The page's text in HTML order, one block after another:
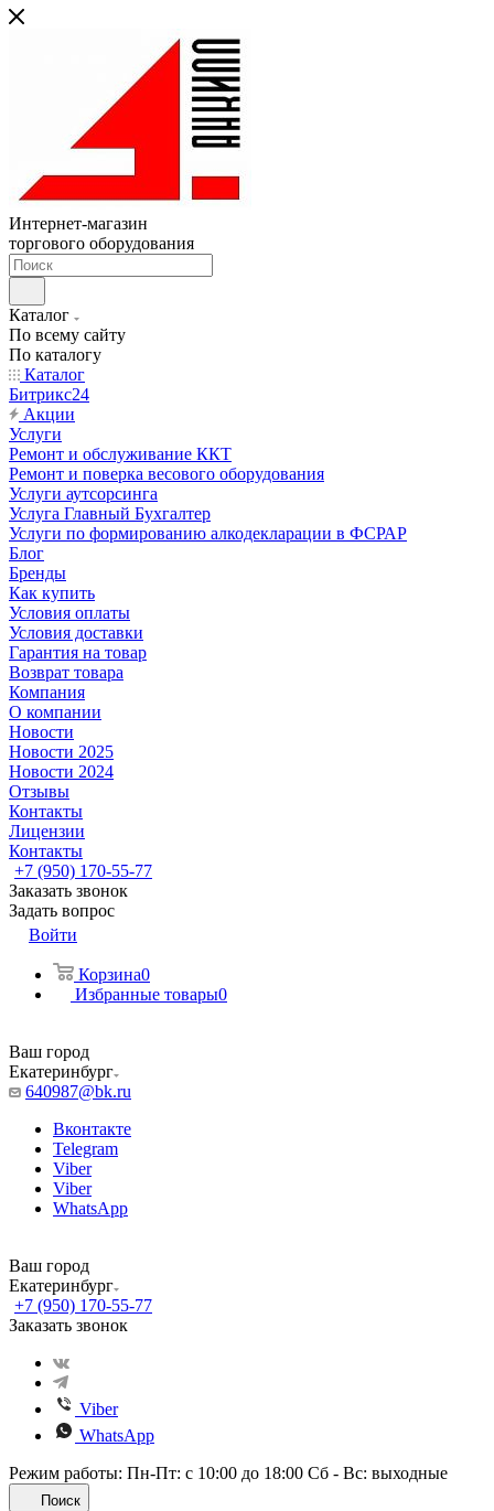
Интернет-магазин
торгового оборудования
Каталог
По всему сайту
По каталогу
Каталог
Битрикс24
Акции
Услуги
Ремонт и обслуживание ККТ
Ремонт и поверка весового оборудования
Услуги аутсорсинга
Услуга Главный Бухгалтер
Услуги по формированию алкодекларации в ФСРАР
Блог
Бренды
Как купить
Условия оплаты
Условия доставки
Гарантия на товар
Возврат товара
Компания
О компании
Новости
Новости 2025
Новости 2024
Отзывы
Контакты
Лицензии
Контакты
+7 (950) 170-55-77
Заказать звонок
Задать вопрос
Войти
Корзина0
Избранные товары0
Ваш город
Екатеринбург
640987@bk.ru
Вконтакте
Telegram
Viber
Viber
WhatsApp
Ваш город
Екатеринбург
+7 (950) 170-55-77
Заказать звонок
Viber
WhatsApp
Режим работы: Пн-Пт: с 10:00 до 18:00 Сб - Вс: выходные
Поиск